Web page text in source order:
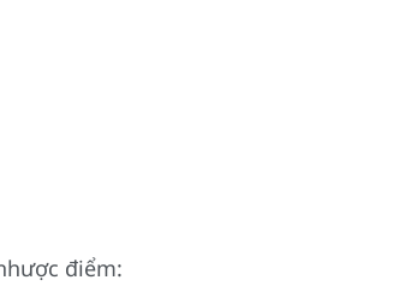
điểm: